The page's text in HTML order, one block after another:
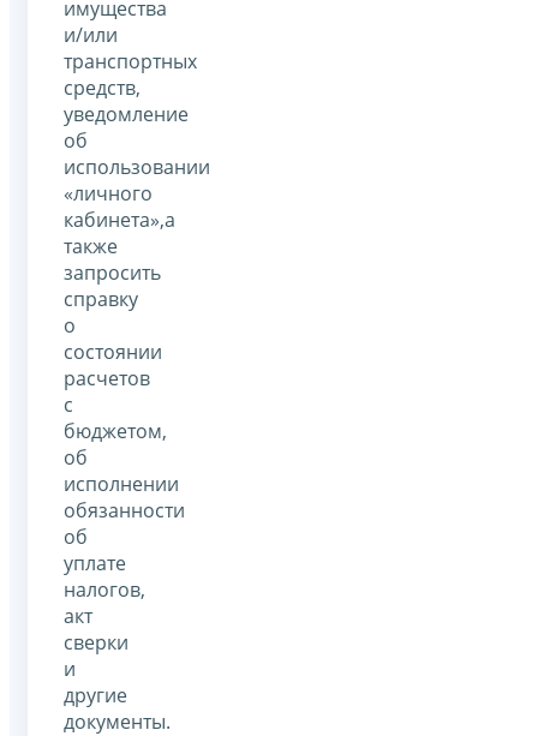
имущества
и/или
транспортных
средств,
уведомление
об
использовании
«личного
кабинета»,а
также
запросить
справку
о
состоянии
расчетов
с
бюджетом,
об
исполнении
обязанности
об
уплате
налогов,
акт
сверки
и
другие
документы.